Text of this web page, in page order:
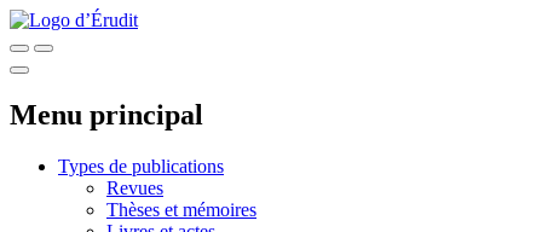
Menu principal
Types de publications
Revues
Thèses et mémoires